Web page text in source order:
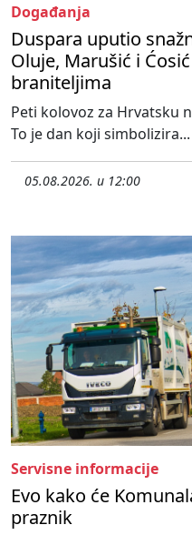
Događanja
Duspara uputio
Oluje, Marušić i
braniteljima
Peti kolovoz za Hrvatsku
To je dan koji simbolizira...
05.08.2026. u 12:00
Servisne informacije
Evo kako će
praznik